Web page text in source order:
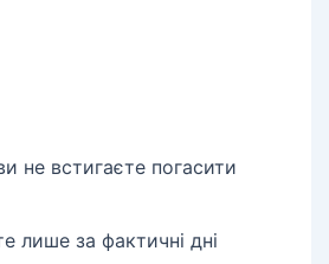
не встигаєте погасити
лише за фактичні дні